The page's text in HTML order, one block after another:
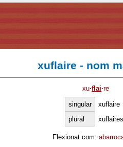
xuflaire - nom
xu·flai·re
singular
xuflaire
plural
xuflaires
Flexionat com: